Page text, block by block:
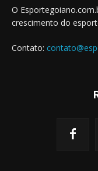
O
crescimento do
Contato: